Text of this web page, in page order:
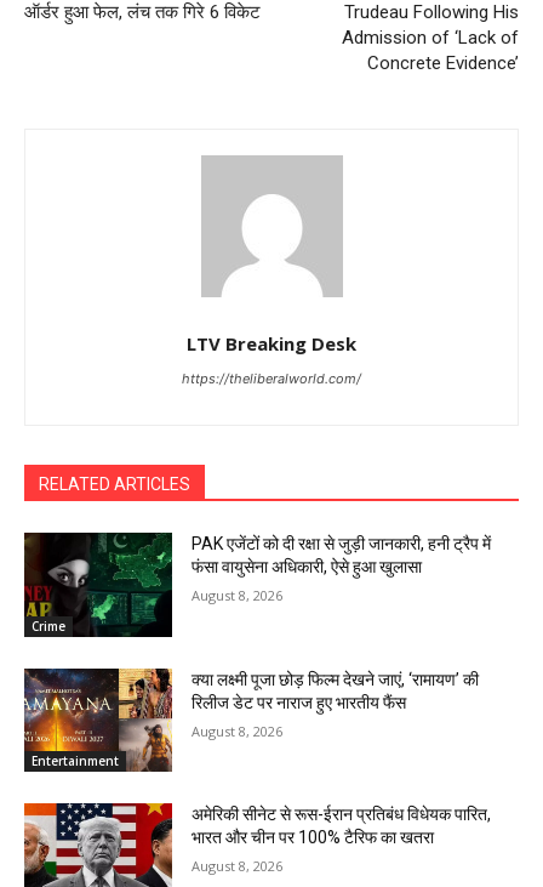
ऑर्डर हुआ फेल, लंच तक गिरे 6 विकेट
Trudeau Following His
Admission of ‘Lack of
Concrete Evidence’
LTV Breaking Desk
https://theliberalworld.com/
RELATED ARTICLES
Crime
PAK एजेंटों को दी रक्षा से जुड़ी जानकारी, हनी ट्रैप में
फंसा वायुसेना अधिकारी, ऐसे हुआ खुलासा
August 8, 2026
Entertainment
क्या लक्ष्मी पूजा छोड़ फिल्म देखने जाएं, ‘रामायण’ की
रिलीज डेट पर नाराज हुए भारतीय फैंस
August 8, 2026
अमेरिकी सीनेट से रूस-ईरान प्रतिबंध विधेयक पारित,
भारत और चीन पर 100% टैरिफ का खतरा
August 8, 2026